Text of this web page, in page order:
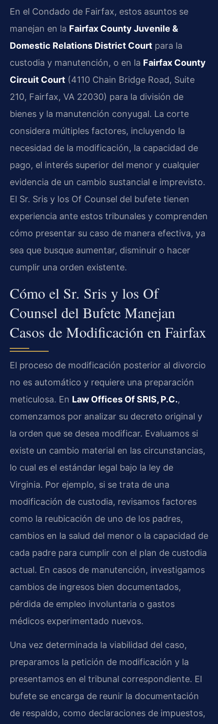
En el Condado de Fairfax, estos asuntos se
manejan en la Fairfax County Juvenile &
Domestic Relations District Court para la
custodia y manutención, o en la Fairfax County
Circuit Court (4110 Chain Bridge Road, Suite
210, Fairfax, VA 22030) para la división de
bienes y la manutención conyugal. La corte
considera múltiples factores, incluyendo la
necesidad de la modificación, la capacidad de
pago, el interés superior del menor y cualquier
evidencia de un cambio sustancial e imprevisto.
El Sr. Sris y los Of Counsel del bufete tienen
experiencia ante estos tribunales y comprenden
cómo presentar su caso de manera efectiva, ya
sea que busque aumentar, disminuir o hacer
cumplir una orden existente.
Cómo el Sr. Sris y los Of
Counsel del Bufete Manejan
Casos de Modificación en Fairfax
El proceso de modificación posterior al divorcio
no es automático y requiere una preparación
meticulosa. En Law Offices Of SRIS, P.C.,
comenzamos por analizar su decreto original y
la orden que se desea modificar. Evaluamos si
existe un cambio material en las circunstancias,
lo cual es el estándar legal bajo la ley de
Virginia. Por ejemplo, si se trata de una
modificación de custodia, revisamos factores
como la reubicación de uno de los padres,
cambios en la salud del menor o la capacidad de
cada padre para cumplir con el plan de custodia
actual. En casos de manutención, investigamos
cambios de ingresos bien documentados,
pérdida de empleo involuntaria o gastos
médicos experimentado nuevos.
Una vez determinada la viabilidad del caso,
preparamos la petición de modificación y la
presentamos en el tribunal correspondiente. El
bufete se encarga de reunir la documentación
de respaldo, como declaraciones de impuestos,